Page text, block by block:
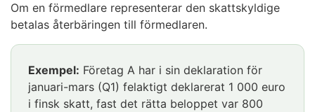
Om en förmedlare representerar den skattskyldige
betalas återbäringen till förmedlaren.
Exempel: Företag A har i sin deklaration för
januari-mars (Q1) felaktigt deklarerat 1 000 euro
i finsk skatt, fast det rätta beloppet var 800